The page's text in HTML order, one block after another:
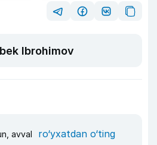
Ibrohimov
avval ro‘yxatdan o‘ting